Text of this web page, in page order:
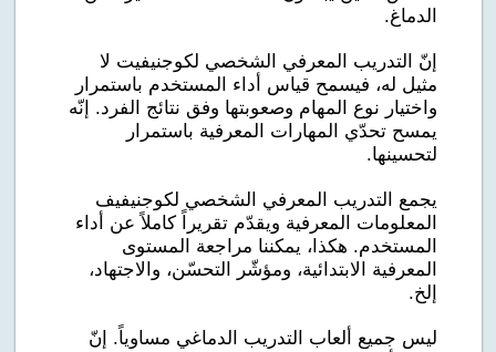
الدماغ.
إنّ التدريب المعرفي الشخصي لكوجنيفيت لا
مثيل له، فيسمح قياس أداء المستخدم باستمرار
واختيار نوع المهام وصعوبتها وفق نتائج الفرد. إنّه
يمسح تحدّي المهارات المعرفية باستمرار
لتحسينها.
يجمع التدريب المعرفي الشخصي لكوجنيفيف
المعلومات المعرفية ويقدّم تقريراً كاملاً عن أداء
المستخدم. هكذا، يمكننا مراجعة المستوى
المعرفية الابتدائية، ومؤشّر التحسّن، والاجتهاد،
إلخ.
ليس جميع ألعاب التدريب الدماغي مساوياً. إنّ